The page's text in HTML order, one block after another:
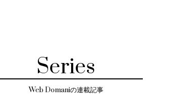
Series
Web Domaniの連載記事